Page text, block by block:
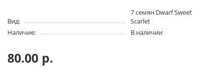
Вид:
7 семян Dwarf Sweet
Scarlet
Наличие:
В наличии
80.00 р.